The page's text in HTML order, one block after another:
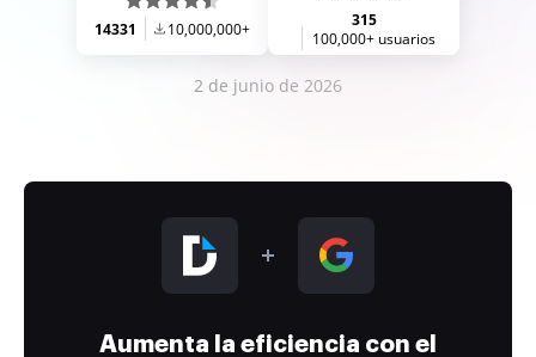
14331 10,000,000+
315
100,000+ usuarios
2 de junio de 2026
Aumenta la eficiencia con el